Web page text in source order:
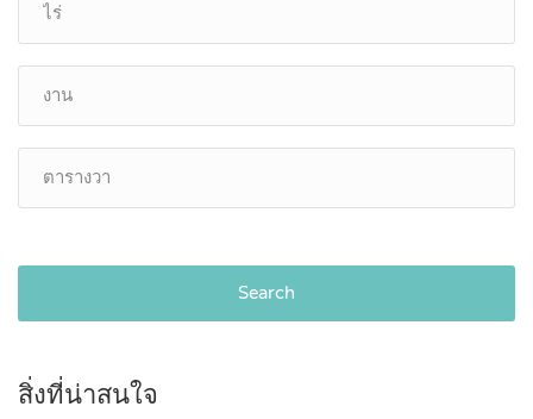
Search
สิ่งที่น่าสนใจ